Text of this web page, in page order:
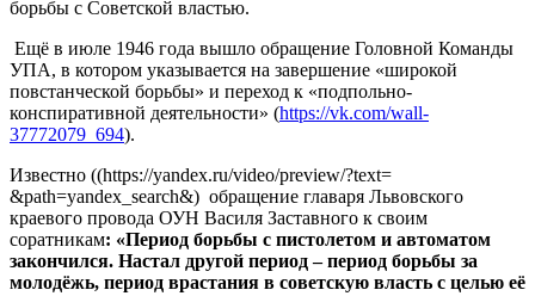
борьбы с Советской властью.
Ещё в июле 1946 года вышло обращение Головной Команды
УПА, в котором указывается на завершение «широкой
повстанческой борьбы» и переход к «подпольно-
конспиративной деятельности» (https://vk.com/wall-
37772079_694).
Известно ((https://yandex.ru/video/preview/?text=
&path=yandex_search&) обращение главаря Львовского
краевого провода ОУН Василя Заставного к своим
соратникам: «Период борьбы с пистолетом и автоматом
закончился. Настал другой период – период борьбы за
молодёжь, период врастания в советскую власть с целью её